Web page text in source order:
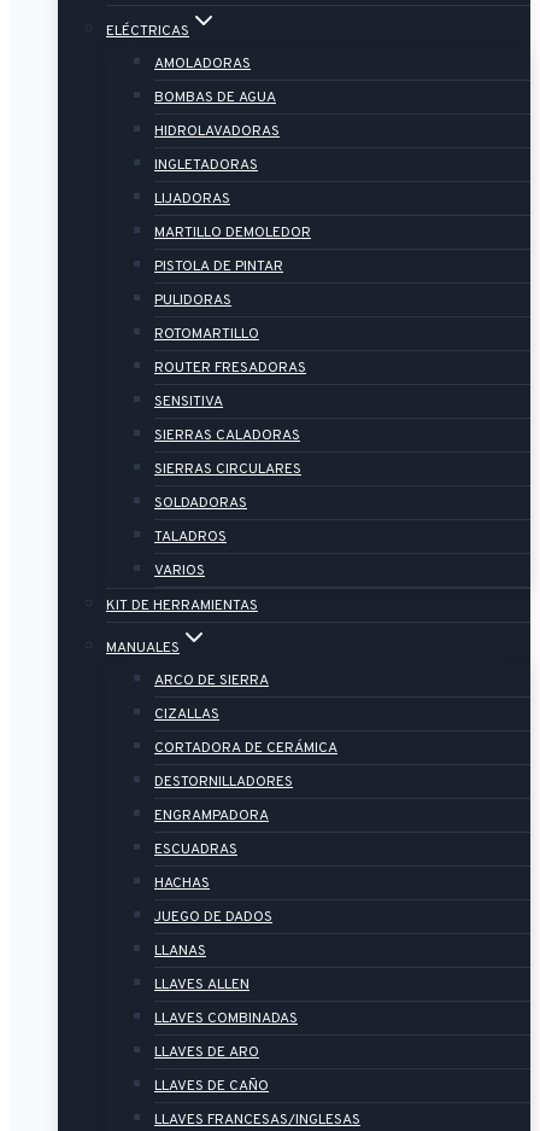
ELÉCTRICAS
AMOLADORAS
BOMBAS DE AGUA
HIDROLAVADORAS
INGLETADORAS
LIJADORAS
MARTILLO DEMOLEDOR
PISTOLA DE PINTAR
PULIDORAS
ROTOMARTILLO
ROUTER FRESADORAS
SENSITIVA
SIERRAS CALADORAS
SIERRAS CIRCULARES
SOLDADORAS
TALADROS
VARIOS
KIT DE HERRAMIENTAS
MANUALES
ARCO DE SIERRA
CIZALLAS
CORTADORA DE CERÁMICA
DESTORNILLADORES
ENGRAMPADORA
ESCUADRAS
HACHAS
JUEGO DE DADOS
LLANAS
LLAVES ALLEN
LLAVES COMBINADAS
LLAVES DE ARO
LLAVES DE CAÑO
LLAVES FRANCESAS/INGLESAS